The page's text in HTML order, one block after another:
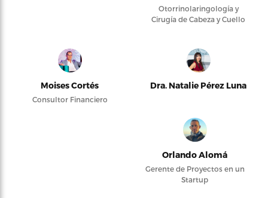
Otorrinolaringología y
Cirugía de Cabeza y Cuello
Moises Cortés
Consultor Financiero
Dra. Natalie Pérez Luna
Orlando Alomá
Gerente de Proyectos en un
Startup